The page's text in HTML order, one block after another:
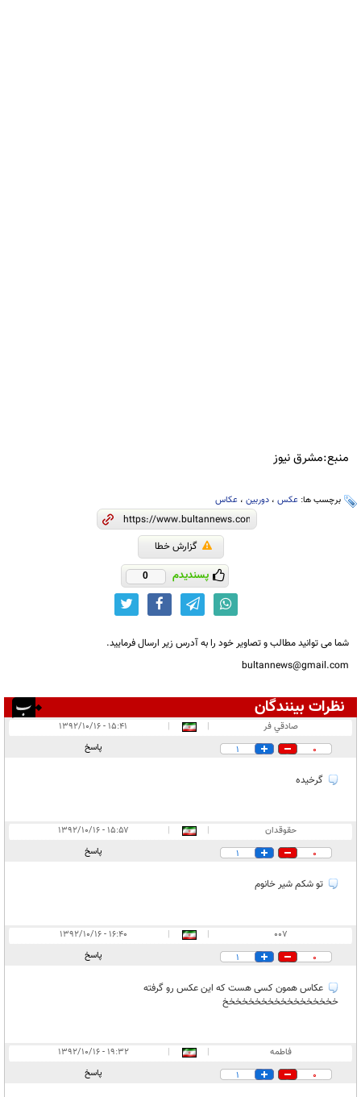
منبع:مشرق نیوز
برچسب ها: عکس ، دوربین ، عکاس
گزارش خطا
پسندیدم 0
شما می توانید مطالب و تصاویر خود را به آدرس زیر ارسال فرمایید.
bultannews@gmail.com
نظرات بینندگان
در انتظار بررسی:۱
صادقي فر |
|
۱۵:۴۱ - ۱۳۹۲/۱۰/۱۶
0
1 پاسخ
گرخيده
حقوقدان |
|
۱۵:۵۷ - ۱۳۹۲/۱۰/۱۶
0
1 پاسخ
تو شکم شیر خانوم
007
|
|
۱۶:۴۰ - ۱۳۹۲/۱۰/۱۶
0
1 پاسخ
عکاس همون کسی هست که این عکس رو گرفته
خخخخخخخخخخخخخخخخخخ
فاطمه |
|
۱۹:۳۲ - ۱۳۹۲/۱۰/۱۶
0
1 پاسخ